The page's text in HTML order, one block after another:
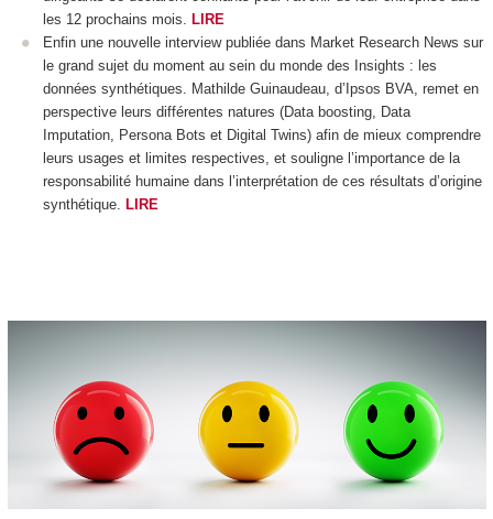
les 12 prochains mois. LIRE
Enfin une nouvelle interview publiée dans Market Research News sur
le grand sujet du moment au sein du monde des Insights : les
données synthétiques. Mathilde Guinaudeau, d’Ipsos BVA, remet en
perspective leurs différentes natures (Data boosting, Data
Imputation, Persona Bots et Digital Twins) afin de mieux comprendre
leurs usages et limites respectives, et souligne l’importance de la
responsabilité humaine dans l’interprétation de ces résultats d’origine
synthétique. LIRE